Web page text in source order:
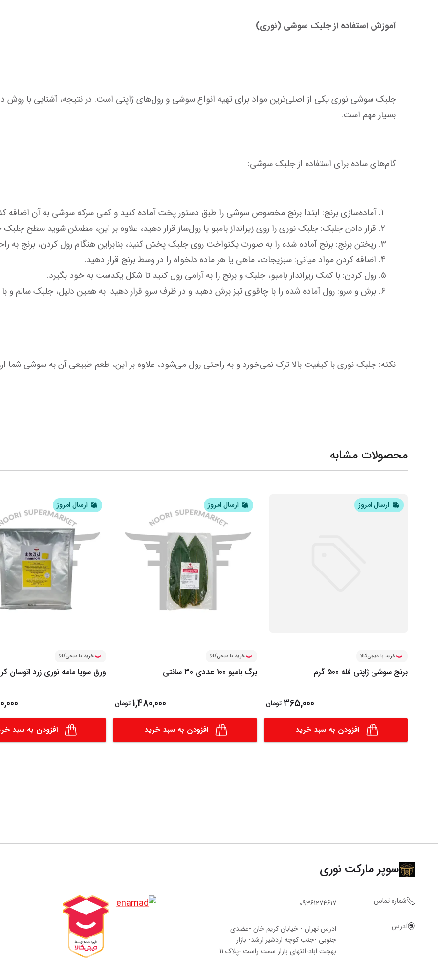
آموزش استفاده از جلبک سوشی (نوری)
بسیار مهم است.
گام‌های ساده برای استفاده از جلبک سوشی:
آماده‌سازی برنج: ابتدا برنج مخصوص سوشی را طبق دستور پخت آماده کنید و کمی سرکه سوشی به آن اضافه کنید.
قرار دادن جلبک: جلبک نوری را روی زیرانداز بامبو یا رول‌ساز قرار دهید، علاوه بر این، مطمئن شوید سطح جلبک خشک و تمیز است.
ریختن برنج: برنج آماده شده را به صورت یکنواخت روی جلبک پخش کنید، بنابراین هنگام رول کردن، برنج به
اضافه کردن مواد میانی: سبزیجات، ماهی یا هر ماده دلخواه را در وسط برنج قرار دهید.
رول کردن: با کمک زیرانداز بامبو، جلبک و برنج را به آرامی رول کنید تا شکل یکدست به خود بگیرد.
برش و سرو: رول آماده شده را با چاقوی تیز برش دهید و در ظرف سرو قرار دهید. به همین دلیل، جلبک سالم و با
نکته: جلبک نوری با کیفیت بالا ترک نمی‌خورد و به راحتی رول می‌شود، علاوه بر این، طعم طبیعی آن به سوشی شما ارزش افزوده می‌دهد
محصولات مشابه
ارسال امروز
خرید با دیجی‌کالا
برنج سوشی ژاپنی فله 500 گرم
365,000 تومان
افزودن به سبد خرید
ارسال امروز
خرید با دیجی‌کالا
برگ بامبو 100 عددی 30 سانتی
1,480,000تومان
افزودن به سبد خرید
ارسال امروز
خرید با دیجی‌کالا
ورق سویا مامه نوری زرد اتوسان
افزودن به سبد
سوپر مارکت نوری
شماره تماس 09361274617
آدرس
ادرس تهران - خیابان کریم خان -عضدی
جنوبی -جنب کوچه اردشیر ارشد- بازار
بهجت اباد-انتهای بازار سمت راست -پلاک 11